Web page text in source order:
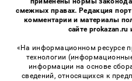
смежных правах. Редакция
комментарии и материалы
сайте prokazan.ru
«На информационном ресурсе
технологии
информации на основе
сведений, относящихся к